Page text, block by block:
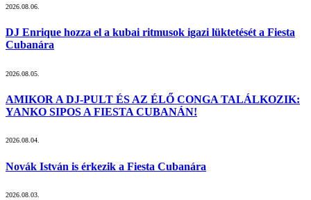
2026.08.06.
DJ Enrique hozza el a kubai ritmusok igazi lüktetését a Fiesta
Cubanára
2026.08.05.
AMIKOR A DJ-PULT ÉS AZ ÉLŐ CONGA TALÁLKOZIK:
YANKO SIPOS A FIESTA CUBANÁN!
2026.08.04.
Novák István is érkezik a Fiesta Cubanára
2026.08.03.